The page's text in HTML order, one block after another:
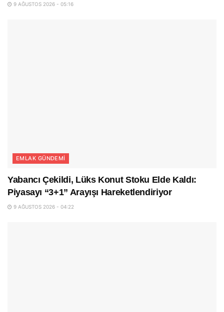
9 AĞUSTOS 2026 - 05:16
EMLAK GÜNDEMI
Yabancı Çekildi, Lüks Konut Stoku Elde Kaldı:
Piyasayı “3+1” Arayışı Hareketlendiriyor
9 AĞUSTOS 2026 - 04:22